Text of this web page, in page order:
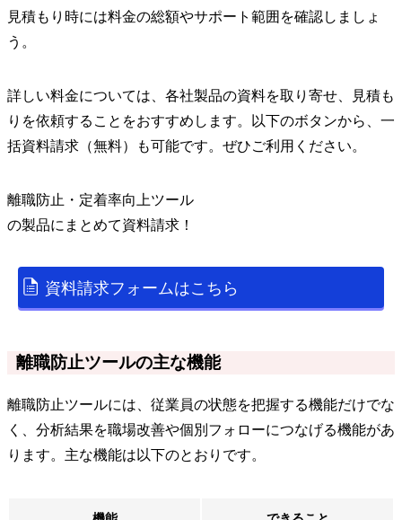
見積もり時には料金の総額やサポート範囲を確認しましょ
う。
詳しい料金については、各社製品の資料を取り寄せ、見積も
りを依頼することをおすすめします。以下のボタンから、一
括資料請求（無料）も可能です。ぜひご利用ください。
離職防止・定着率向上ツール
の製品にまとめて資料請求！
資料請求フォームはこちら
離職防止ツールの主な機能
離職防止ツールには、従業員の状態を把握する機能だけでな
く、分析結果を職場改善や個別フォローにつなげる機能があ
ります。主な機能は以下のとおりです。